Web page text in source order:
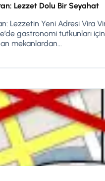
Lezzet Dolu Bir Seyahat
Lezzetin Yeni Adresi Vira
gastronomi tutkunları
mekanlardan...